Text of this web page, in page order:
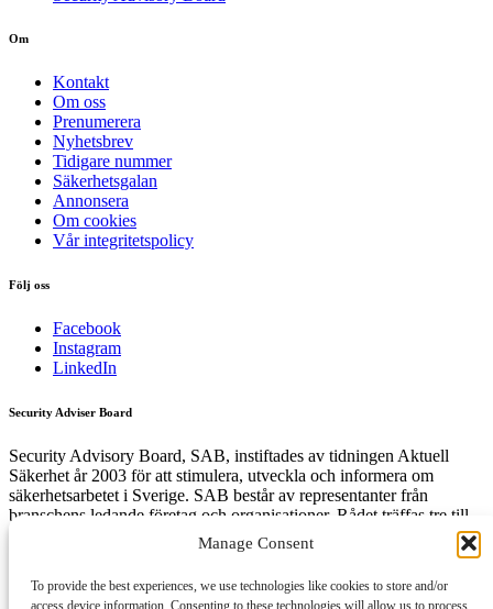
Manage Consent
To provide the best experiences, we use technologies like cookies to store and/or
access device information. Consenting to these technologies will allow us to process
Om
Kontakt
Om oss
Prenumerera
Nyhetsbrev
Tidigare nummer
Säkerhetsgalan
Annonsera
Om cookies
Vår integritetspolicy
Följ oss
Facebook
Instagram
LinkedIn
Security Adviser Board
Security Advisory Board, SAB, instiftades av tidningen Aktuell
Säkerhet år 2003 för att stimulera, utveckla och informera om
säkerhetsarbetet i Sverige. SAB består av representanter från
branschens ledande företag och organisationer. Rådet träffas tre till
fyra gånger per år och diskuterar aktuella säkerhetsfrågor.